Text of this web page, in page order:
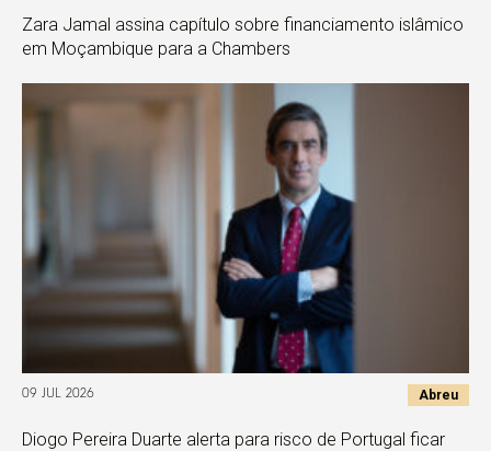
Zara Jamal assina capítulo sobre financiamento islâmico
em Moçambique para a Chambers
09 JUL 2026 Abreu
Diogo Pereira Duarte alerta para risco de Portugal ficar